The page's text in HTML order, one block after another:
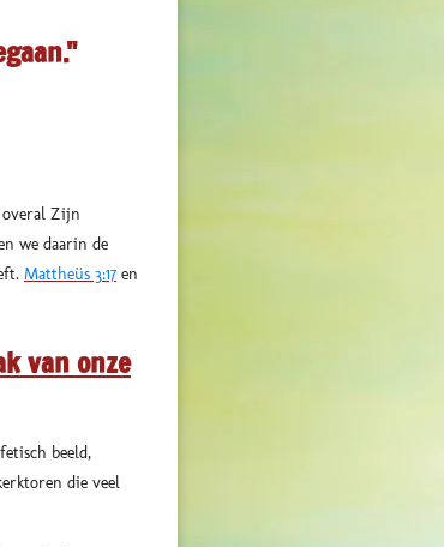
overal Zijn
we daarin de
Mattheüs 3:17 en
van onze
beeld,
die veel